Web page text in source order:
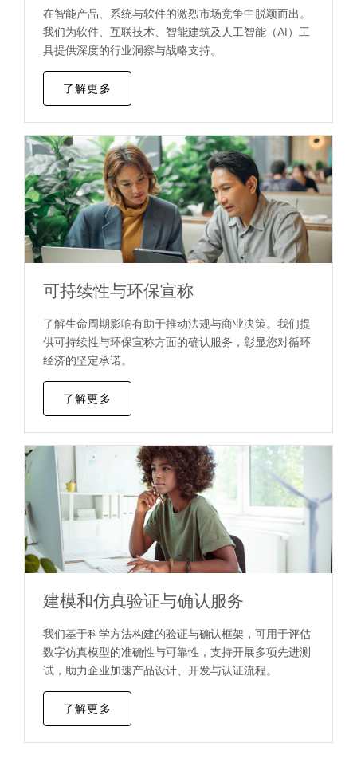
在智能产品、系统与软件的激烈市场竞争中脱颖而出。
我们为软件、互联技术、智能建筑及人工智能（AI）工
具提供深度的行业洞察与战略支持。
了解更多
可持续性与环保宣称
了解生命周期影响有助于推动法规与商业决策。我们提
供可持续性与环保宣称方面的确认服务，彰显您对循环
经济的坚定承诺。
了解更多
建模和仿真验证与确认服务
我们基于科学方法构建的验证与确认框架，可用于评估
数字仿真模型的准确性与可靠性，支持开展多项先进测
试，助力企业加速产品设计、开发与认证流程。
了解更多